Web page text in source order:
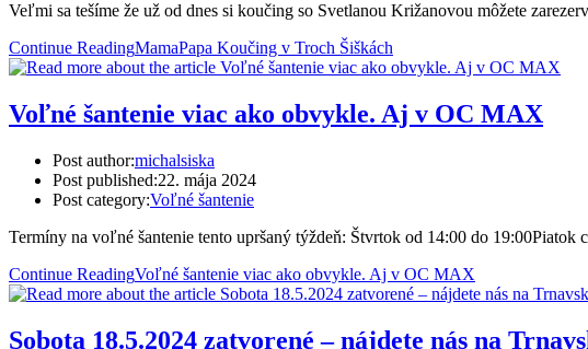
Veľmi sa tešíme že už od dnes si koučing so Svetlanou Križanovou môžete
Continue ReadingMamaPapa Koučing v Troch Šiškách
Voľné šantenie viac ako obvykle. Aj v OC MAX
Post author:michalsiska
Post published:22. mája 2024
Post category:Voľné šantenie
Termíny na voľné šantenie tento upršaný týždeň: Štvrtok od 14:00 do
Continue ReadingVoľné šantenie viac ako obvykle. Aj v OC MAX
Sobota 18.5.2024 zatvorené – nájdete nás na